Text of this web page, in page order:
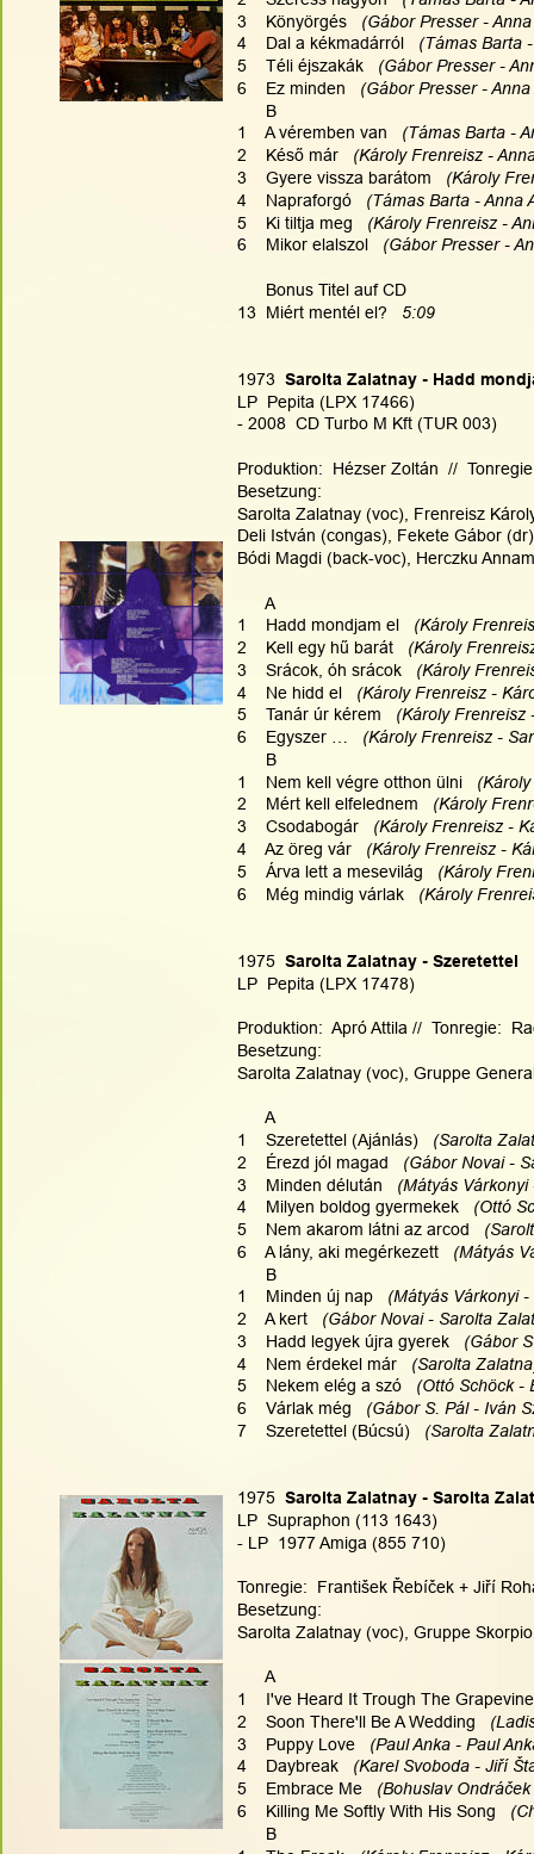
3    Könyörgés
(Gábor Presser -
4    Dal a kékmadárról
(Támas Barta
5    Téli éjszakák
(Gábor Presser -
6    Ez minden (Gábor Presser -
      B
1    A véremben van
(Támas Barta -
2    Késő már
(Károly Frenreisz -
3    Gyere vissza barátom
(Károly
4    Napraforgó (Támas Barta - Anna
5    Ki tiltja meg (Károly Frenreisz -
6    Mikor elalszol
(Gábor Presser -
      Bonus Titel auf CD
13  Miért mentél el? 5:09
1973
Sarolta Zalatnay - Hadd
LP  Pepita (LPX 17466)
- 2008  CD Turbo M Kft (TUR 003)
Produktion:  Hézser Zoltán  //
Besetzung:
Sarolta Zalatnay (voc), Frenreisz
Deli István (congas), Fekete Gábor
Bódi Magdi (back-voc), Herczku
      A
1    Hadd mondjam el
(Károly
2    Kell egy hű barát (Károly
3    Srácok, óh srácok (Károly
4    Ne hidd el
(Károly Frenreisz -
5    Tanár úr kérem (Károly Frenreisz
6    Egyszer … (Károly Frenreisz -
      B
1    Nem kell végre otthon ülni
2    Mért kell elfelednem (Károly
3    Csodabogár
(Károly Frenreisz -
4    Az öreg vár (Károly Frenreisz -
5    Árva lett a mesevilág
(Károly
6    Még mindig várlak
(Károly
1975
  Sarolta Zalatnay - Szeretettel
LP  Pepita (LPX 17478)
Produktion:  Apró Attila //  Tonregie:
Besetzung:
Sarolta Zalatnay (voc), Gruppe
      A
1    Szeretettel (Ajánlás)
(Sarolta
2    Érezd jól magad (Gábor Novai -
3    Minden délután
(Mátyás Várkonyi
4    Milyen boldog gyermekek
(Ottó
5    Nem akarom látni az arcod
6    A lány, aki megérkezett (Mátyás
      B
1    Minden új nap
(Mátyás Várkonyi
2    A kert (Gábor Novai - Sarolta
3    Hadd legyek újra gyerek
(Gábor
4    Nem érdekel már (Sarolta
5    Nekem elég a szó
(Ottó Schöck -
6    Várlak még (Gábor S. Pál - Iván
7    Szeretettel (Búcsú)
(Sarolta
1975
Sarolta Zalatnay - Sarolta
LP  Supraphon (113 1643)
- LP  1977 Amiga (855 710)
Tonregie:  František Řebíček + Jiří
Besetzung:
Sarolta Zalatnay (voc), Gruppe
      A
1    I've Heard It Trough The
2    Soon There'll Be A Wedding
3    Puppy Love
(Paul Anka - Paul
4    Daybreak
(Karel Svoboda - Jiří
5    Embrace Me
(Bohuslav
6    Killing Me Softly With His Song
      B